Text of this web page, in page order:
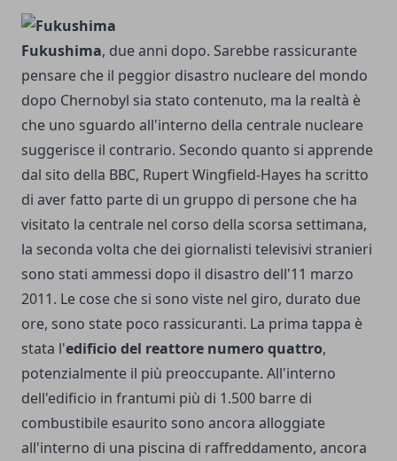
Fukushima, due anni dopo. Sarebbe rassicurante
pensare che il peggior disastro nucleare del mondo
dopo Chernobyl sia stato contenuto, ma la realtà è
che uno sguardo all'interno della centrale nucleare
suggerisce il contrario. Secondo quanto si apprende
dal sito della BBC, Rupert Wingfield-Hayes ha scritto
di aver fatto parte di un gruppo di persone che ha
visitato la centrale nel corso della scorsa settimana,
la seconda volta che dei giornalisti televisivi stranieri
sono stati ammessi dopo il disastro dell'11 marzo
2011. Le cose che si sono viste nel giro, durato due
ore, sono state poco rassicuranti. La prima tappa è
stata l'edificio del reattore numero quattro,
potenzialmente il più preoccupante. All'interno
dell'edificio in frantumi più di 1.500 barre di
combustibile esaurito sono ancora alloggiate
all'interno di una piscina di raffreddamento, ancora